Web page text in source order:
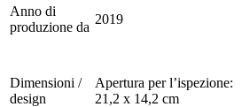
Anno di
produzione da
2019
Dimensioni /
design
Apertura per l’ispezione:
21,2 x 14,2 cm